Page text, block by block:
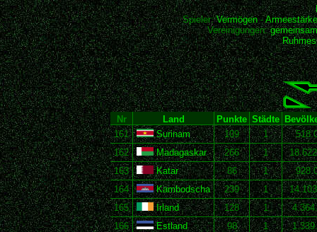
Spieler:Vermögen-Armeestärke
Vereinigungen:
Nr Land Punkte Städte
161
Surinam 109 1
162
Madagaskar 266 1
163
Katar 86 1
164
Kambodscha 239 1
165
Irland 128 1
166
Estland 98 1